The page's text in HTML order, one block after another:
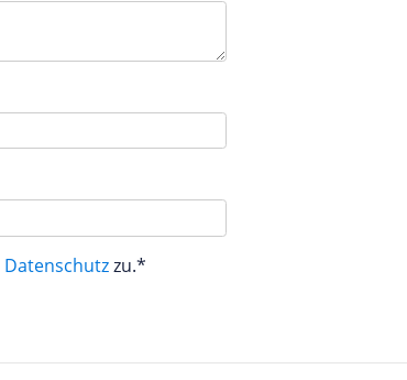
Datenschutzzu.*